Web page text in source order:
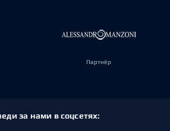
Партнёр
за нами в соцсетях: